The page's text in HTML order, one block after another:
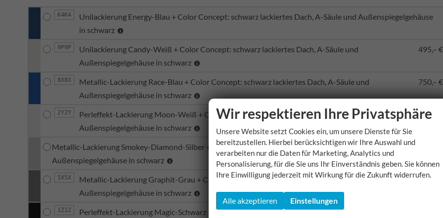
K4K4
Unilackierung Energy-Blau + Color Concept: schwarz lackiertes Dach, A-Säule und Außenspiegelgehäuse
in schwarz
9P9P
Unilackierung Candy-Weiß + Color Concept: schwarz lackiertes Dach, A-Säule und
Außenspiegelgehäuse in schwarz
495,– €
8X8X
Metallic-Lackierung Race-Blau + Color Concept: schwarz lackiertes Dach, A-Säule und
Außenspiegelgehäuse in schwarz
750,– €
2Y2Y
Perleffekt-Lackierung Moon-Weiß + Color Concept: schwarz lackiertes Dach, A-Säule und
Außenspiegelgehäuse in schwarz
750,– €
Metallic-Lackierung Smokey-Diamond-Silber + Color Concept: schwarz lackiertes Dach, A-Säule und
Außenspiegelgehäuse in schwarz
5X5X
Metallic-Lackierung Graphit-Grau + Color Concept: schwarz lackiertes Dach, A-Säule und
Außenspiegelgehäuse in schwarz
750,– €
1Z1Z Perleffekt-Lackierung Magic-Schwarz
Wir respektieren Ihre Privatsphäre
Unsere Website setzt Cookies ein, um unsere Dienste für Sie
bereitzustellen. Hierbei berücksichtigen wir Ihre Auswahl und
verarbeiten nur die Daten für Marketing, Analytics und
Personalisierung, für die Sie uns Ihr Einverständnis geben. Sie können
Ihre Einwilligung jederzeit mit Wirkung für die Zukunft widerrufen.
Alle akzeptieren Einstellungen